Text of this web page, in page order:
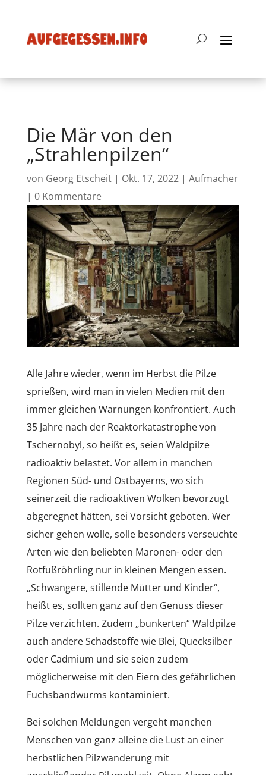
Die Mär von den
„Strahlenpilzen“
von Georg Etscheit| Okt. 17, 2022| Aufmacher
| 0 Kommentare
Alle Jahre wieder, wenn im Herbst die Pilze
sprießen, wird man in vielen Medien mit den
immer gleichen Warnungen konfrontiert. Auch
35 Jahre nach der Reaktorkatastrophe von
Tschernobyl, so heißt es, seien Waldpilze
radioaktiv belastet. Vor allem in manchen
Regionen Süd- und Ostbayerns, wo sich
seinerzeit die radioaktiven Wolken bevorzugt
abgeregnet hätten, sei Vorsicht geboten. Wer
sicher gehen wolle, solle besonders verseuchte
Arten wie den beliebten Maronen- oder den
Rotfußröhrling nur in kleinen Mengen essen.
„Schwangere, stillende Mütter und Kinder“,
heißt es, sollten ganz auf den Genuss dieser
Pilze verzichten. Zudem „bunkerten“ Waldpilze
auch andere Schadstoffe wie Blei, Quecksilber
oder Cadmium und sie seien zudem
möglicherweise mit den Eiern des gefährlichen
Fuchsbandwurms kontaminiert.
Bei solchen Meldungen vergeht manchen
Menschen von ganz alleine die Lust an einer
herbstlichen Pilzwanderung mit